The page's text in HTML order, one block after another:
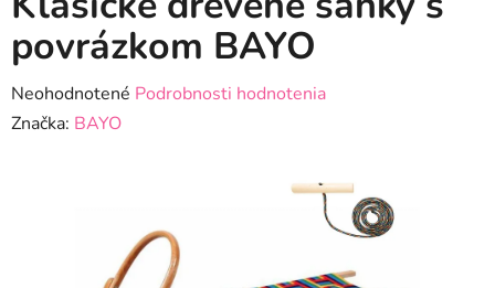
povrázkom BAYO
Priemerné
hodnotenie
Neohodnotené Podrobnosti hodnotenia
Značka: BAYO